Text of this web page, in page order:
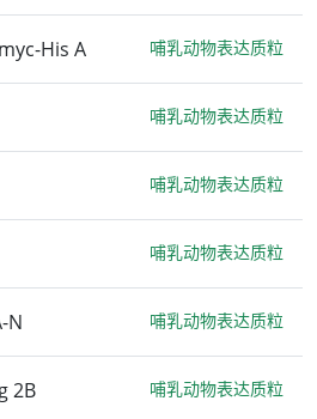
His A 哺乳动物表达质粒
哺乳动物表达质粒
哺乳动物表达质粒
哺乳动物表达质粒
N 哺乳动物表达质粒
2B 哺乳动物表达质粒